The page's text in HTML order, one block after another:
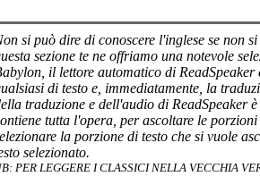
si può dire di conoscere l'inglese se non
sezione te ne offriamo una notevole
il lettore automatico di
di testo e, immediatamente, la
traduzione e dell'audio di ReadSpeaker
tutta l'opera, per ascoltare le
la porzione di testo che si vuole
selezionato.
PER LEGGERE I CLASSICI NELLA VECCHIA